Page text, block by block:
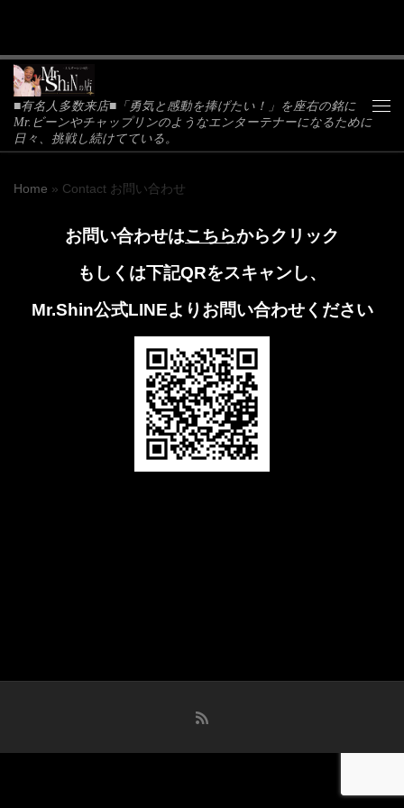
■有名人多数来店■「勇気と感動を捧げたい！」を座右の銘に
Mr.ビーンやチャップリンのようなエンターテナーになるために
日々、挑戦し続けてている。
Home » Contact お問い合わせ
お問い合わせはこちらからクリック
もしくは下記QRをスキャンし、
Mr.Shin公式LINEよりお問い合わせください